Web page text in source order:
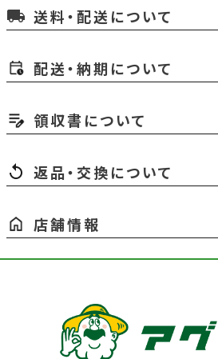
local_shipping 送料・配送について
配送・納期について
領収書について
返品・交換について
店舗情報